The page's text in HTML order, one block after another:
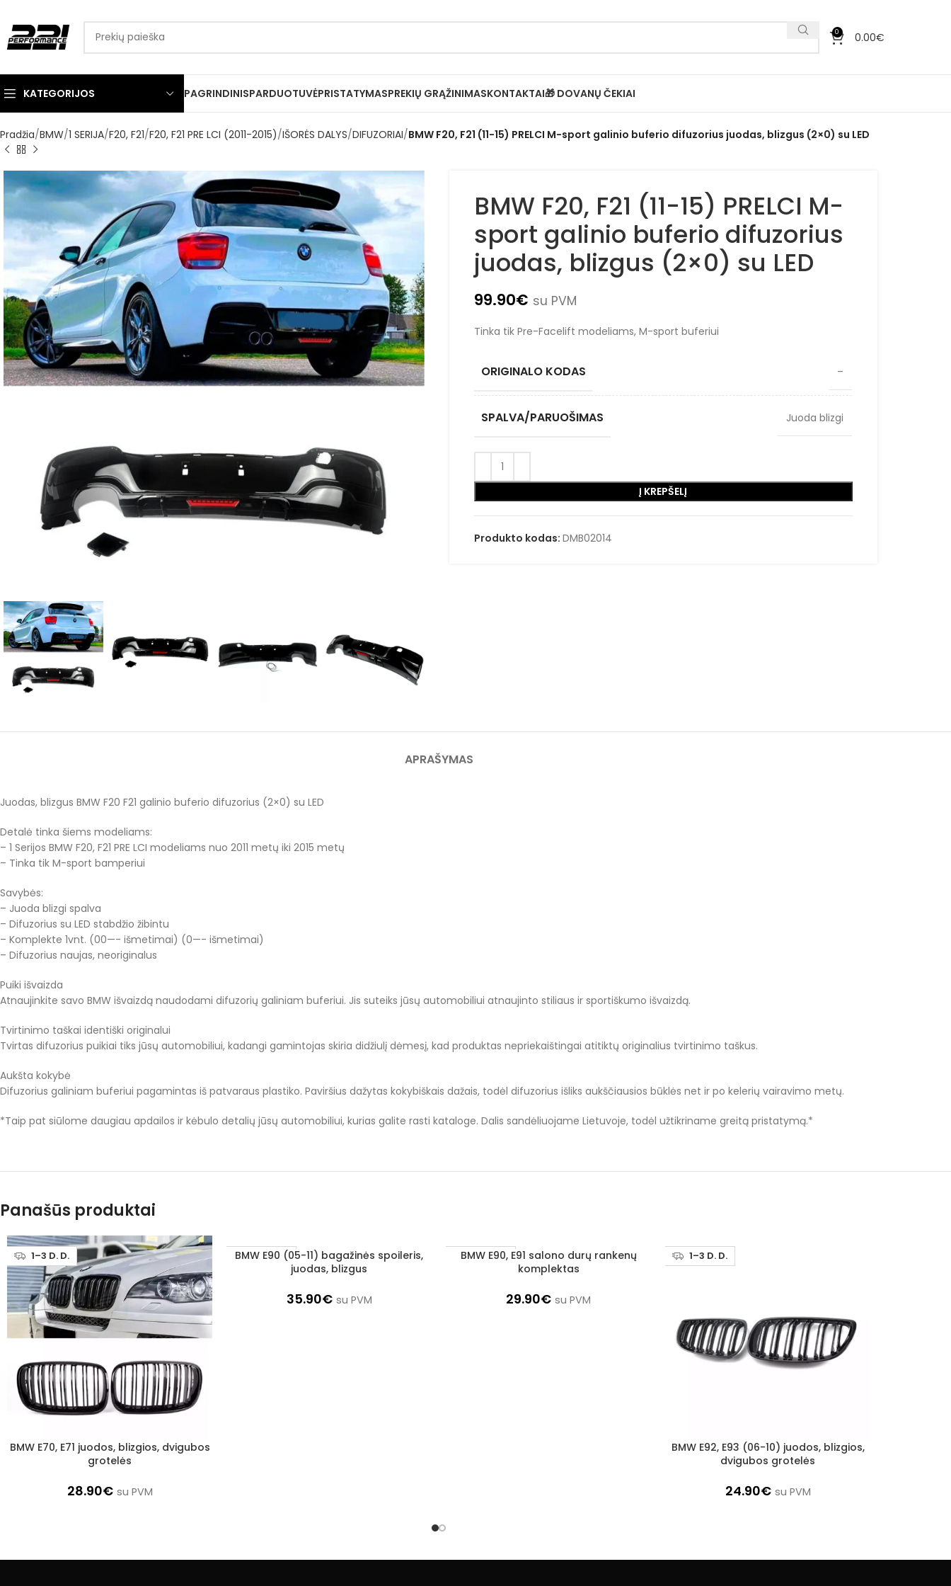
0 0.00€
KATEGORIJOS PAGRINDINISPARDUOTUVĖPRISTATYMASPREKIŲ GRĄŽINIMASKONTAKTAI🎁 DOVANŲ ČEKIAI
Pradžia BMW 1 SERIJA F20, F21 F20, F21 PRE LCI (2011-2015) IŠORĖS DALYS DIFUZORIAI BMW F20, F21 (11-15) PRELCI M-sport galinio buferio difuzorius juodas, blizgus (2×0) su LED
BMW F20, F21 (11-15) PRELCI M-
sport galinio buferio difuzorius
juodas, blizgus (2×0) su LED
99.90€ su PVM
Tinka tik Pre-Facelift modeliams, M-sport buferiui
ORIGINALO KODAS –
SPALVA/PARUOŠIMAS Juoda blizgi
Į KREPŠELĮ
Produkto kodas: DMB02014
APRAŠYMAS
Juodas, blizgus BMW F20 F21 galinio buferio difuzorius (2×0) su LED
Detalė tinka šiems modeliams:
– 1 Serijos BMW F20, F21 PRE LCI modeliams nuo 2011 metų iki 2015 metų
– Tinka tik M-sport bamperiui
Savybės:
– Juoda blizgi spalva
– Difuzorius su LED stabdžio žibintu
– Komplekte 1vnt. (00—- išmetimai) (0—- išmetimai)
– Difuzorius naujas, neoriginalus
Puiki išvaizda
Atnaujinkite savo BMW išvaizdą naudodami difuzorių galiniam buferiui. Jis suteiks jūsų automobiliui atnaujinto stiliaus ir sportiškumo išvaizdą.
Tvirtinimo taškai identiški originalui
Tvirtas difuzorius puikiai tiks jūsų automobiliui, kadangi gamintojas skiria didžiulį dėmesį, kad produktas nepriekaištingai atitiktų originalius tvirtinimo taškus.
Aukšta kokybė
Difuzorius galiniam buferiui pagamintas iš patvaraus plastiko. Paviršius dažytas kokybiškais dažais, todėl difuzorius išliks aukščiausios būklės net ir po kelerių vairavimo metų.
*Taip pat siūlome daugiau apdailos ir kėbulo detalių jūsų automobiliui, kurias galite rasti kataloge. Dalis sandėliuojame Lietuvoje, todėl užtikriname greitą pristatymą.*
Panašūs produktai
1–3 D. D.
Į KREPŠELĮ
BMW E70, E71 juodos, blizgios, dvigubos
grotelės
28.90€ su PVM
1–3 D. D.
Į KREPŠELĮ
BMW E90 (05-11) bagažinės spoileris,
juodas, blizgus
35.90€ su PVM
1–3 D. D.
Į KREPŠELĮ
BMW E90, E91 salono durų rankenų
komplektas
29.90€ su PVM
1–3 D. D.
Į KREPŠELĮ
BMW E92, E93 (06-10) juodos, blizgios,
dvigubos grotelės
24.90€ su PVM